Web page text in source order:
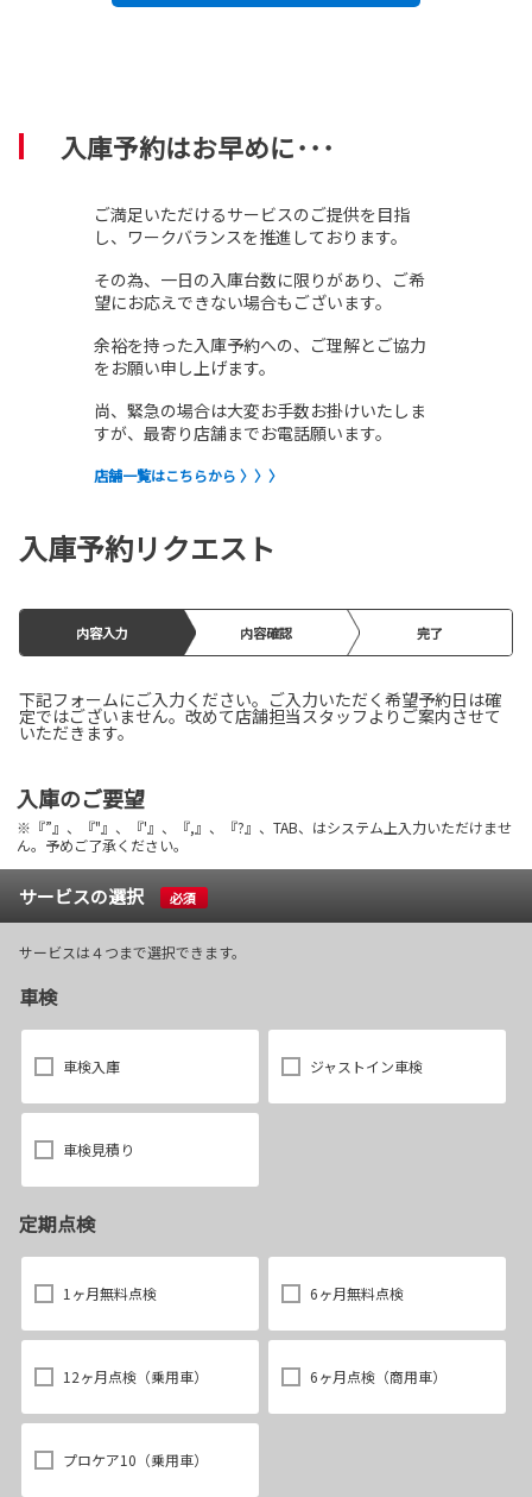
入庫予約はお早めに･･･
ご満足いただけるサービスのご提供を目指
し、ワークバランスを推進しております。
その為、一日の入庫台数に限りがあり、ご希
望にお応えできない場合もございます。
余裕を持った入庫予約への、ご理解とご協力
をお願い申し上げます。
尚、緊急の場合は大変お手数お掛けいたしま
すが、最寄り店舗までお電話願います。
店舗一覧はこちらから 〉〉〉
入庫予約リクエスト
内容入力 内容確認 完了
下記フォームにご入力ください。ご入力いただく希望予約日は確
定ではございません。改めて店舗担当スタッフよりご案内させて
いただきます。
入庫のご要望
※『”』、『"』、『'』、『,』、『?』、TAB、はシステム上入力いただけませ
ん。予めご了承ください。
サービスの選択 必須
サービスは４つまで選択できます。
車検
車検入庫 ジャストイン車検
車検見積り
定期点検
1ヶ月無料点検 6ヶ月無料点検
12ヶ月点検（乗用車） 6ヶ月点検（商用車）
プロケア10（乗用車）